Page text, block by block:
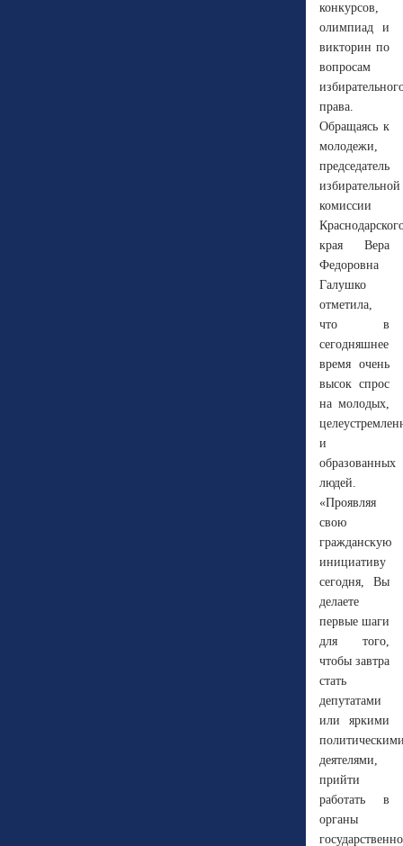
конкурсов,
олимпиад и
викторин по
вопросам
права.
Обращаясь к
молодежи,
председатель
избирательной
комиссии
края Вера
Федоровна
Галушко
отметила,
что в
сегодняшнее
время очень
высок спрос
на молодых,
и
образованных
людей.
«Проявляя
свою
гражданскую
инициативу
сегодня, Вы
делаете
первые шаги
для того,
чтобы завтра
стать
депутатами
или яркими
деятелями,
прийти
работать в
органы